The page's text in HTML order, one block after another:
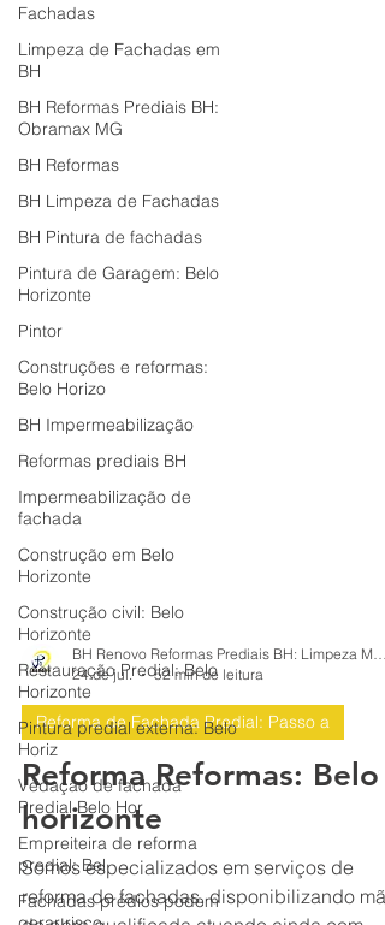
Fachadas
Limpeza de Fachadas em
BH
BH Reformas Prediais BH:
Obramax MG
BH Reformas
BH Limpeza de Fachadas
BH Pintura de fachadas
Pintura de Garagem: Belo
Horizonte
Pintor
Construções e reformas:
Belo Horizo
BH Impermeabilização
Reformas prediais BH
Impermeabilização de
fachada
Construção em Belo
Horizonte
Construção civil: Belo
Horizonte
Restauração Predial: Belo
Horizonte
Pintura predial externa: Belo
Horiz
Vedação de fachada
Predial Belo Hor
Empreiteira de reforma
predial: Bel
Fachadas prédios podem
24 de jul.
52 min de leitura
Reforma de Fachada Predial: Passo a
Reforma Reformas: Belo
horizonte
Somos especializados em serviços de